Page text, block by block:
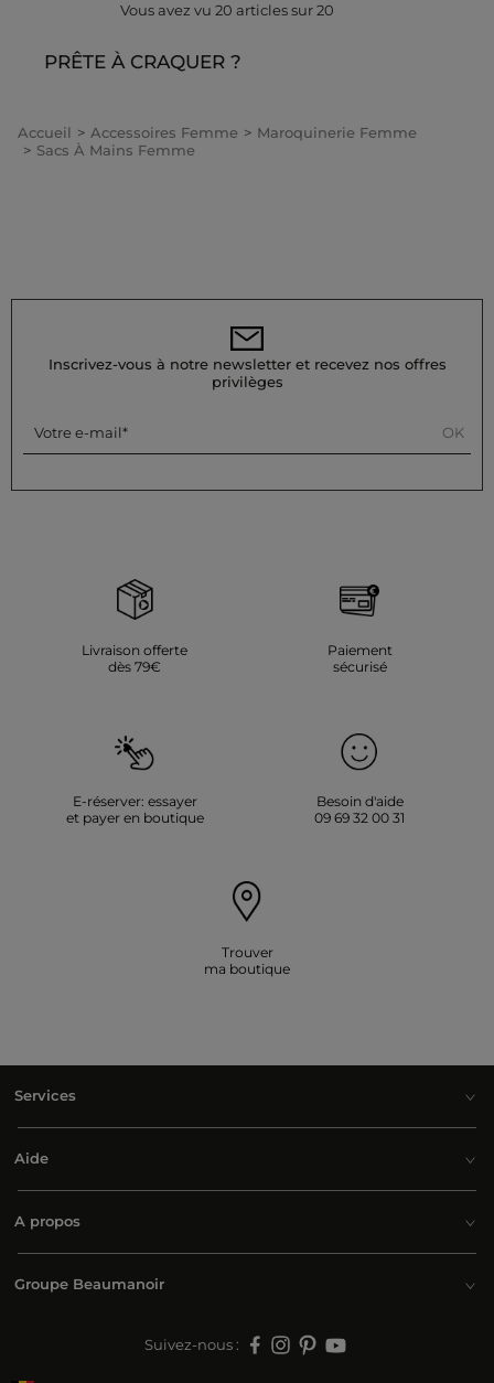
Vous avez vu 20 articles sur20
PRÊTE À CRAQUER ?
Accueil Accessoires Femme
Maroquinerie Femme
Sacs À Mains Femme
Inscrivez-vous à notre newsletter et recevez nos offres
privilèges
Votre e-mail OK
Livraison offerte
dès 79€
Paiement
sécurisé
E-réserver: essayer
et payer en boutique
Besoin d'aide
09 69 32 00 31
Trouver
ma boutique
Services
Aide
A propos
Groupe Beaumanoir
Suivez-nous :